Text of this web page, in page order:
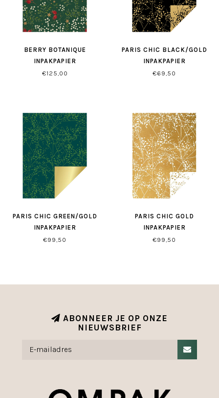
BERRY BOTANIQUE
INPAKPAPIER
€125,00
PARIS CHIC BLACK/GOLD
INPAKPAPIER
€69,50
PARIS CHIC GREEN/GOLD
INPAKPAPIER
€99,50
PARIS CHIC GOLD
INPAKPAPIER
€99,50
ABONNEER JE OP ONZE
NIEUWSBRIEF